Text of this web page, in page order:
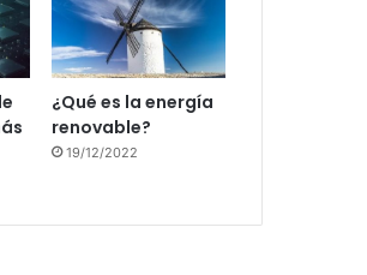
¿Qué es la energía
renovable?
19/12/2022